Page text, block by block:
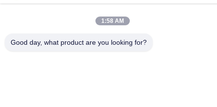
1:58 AM
Good day, what product are you looking for?